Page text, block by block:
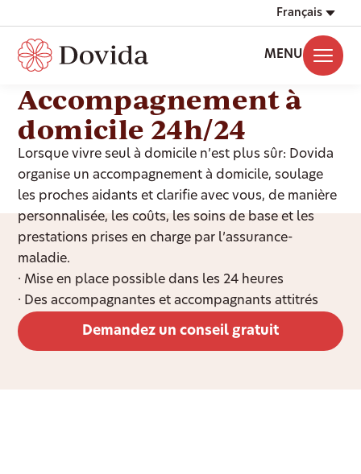
Français
MENU
Accompagnement à
domicile 24h/24
Lorsque vivre seul à domicile n’est plus sûr: Dovida
organise un accompagnement à domicile, soulage
les proches aidants et clarifie avec vous, de manière
personnalisée, les coûts, les soins de base et les
prestations prises en charge par l’assurance-
maladie.
· Mise en place possible dans les 24 heures
· Des accompagnantes et accompagnants attitrés
Demandez un conseil gratuit